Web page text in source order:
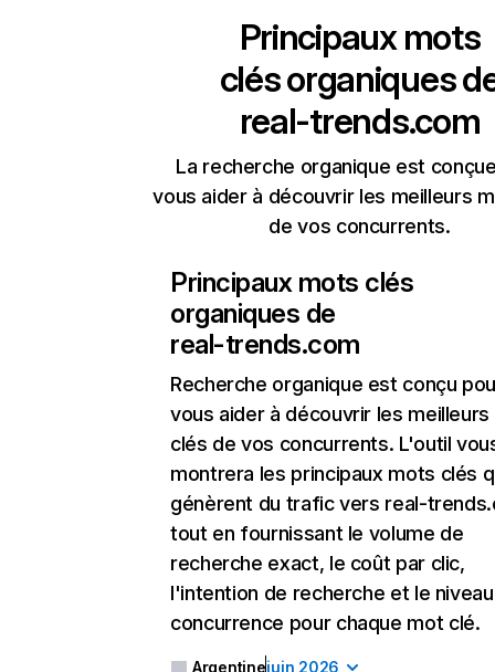
Principaux mots
clés organiques
real-trends.com
La recherche organique est
vous aider à découvrir les meilleurs
de vos concurrents.
Principaux mots clés
organiques de
real-trends.com
Recherche organique est conçu
vous aider à découvrir les
clés de vos concurrents. L'outil
montrera les principaux mots clés
génèrent du trafic vers real-
tout en fournissant le volume de
recherche exact, le coût par clic,
l'intention de recherche et le
concurrence pour chaque mot clé.
Argentinejuin 2026